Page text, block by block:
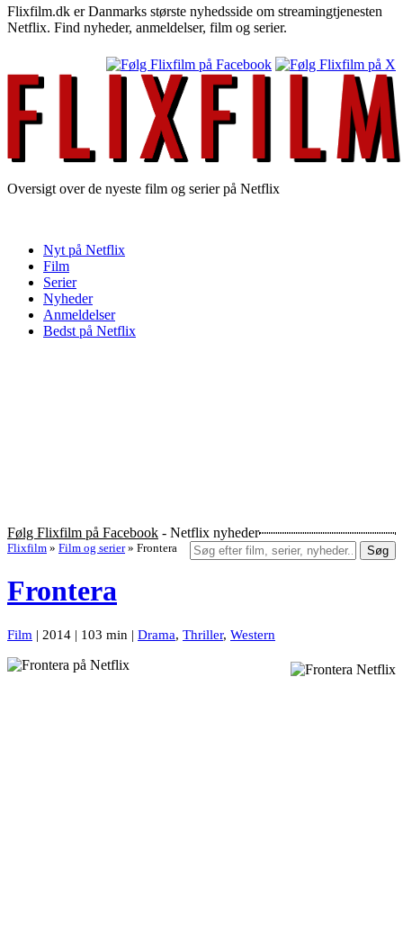
Flixfilm.dk er Danmarks største nyhedsside om streamingtjenesten
Netflix. Find nyheder, anmeldelser, film og serier.
Oversigt over de nyeste film og serier på Netflix
Nyt på Netflix
Film
Serier
Nyheder
Anmeldelser
Bedst på Netflix
Følg Flixfilm på Facebook - Netflix nyheder
Søg
Flixfilm » Film og serier » Frontera
Frontera
Film | 2014 | 103 min | Drama, Thriller, Western